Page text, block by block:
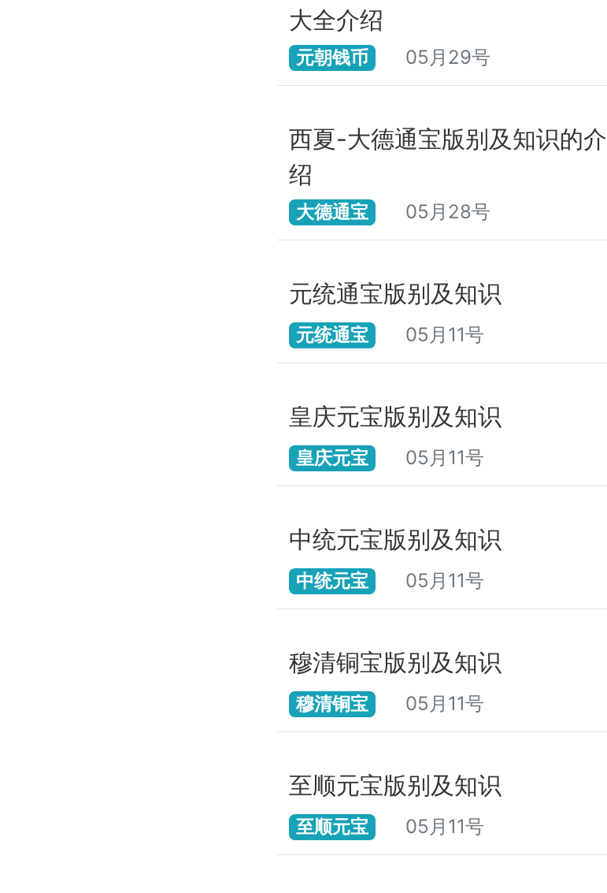
大全介绍
元朝钱币 05月29号
西夏-大德通宝版别及知识的介
绍
大德通宝 05月28号
元统通宝版别及知识
元统通宝 05月11号
皇庆元宝版别及知识
皇庆元宝 05月11号
中统元宝版别及知识
中统元宝 05月11号
穆清铜宝版别及知识
穆清铜宝 05月11号
至顺元宝版别及知识
至顺元宝 05月11号